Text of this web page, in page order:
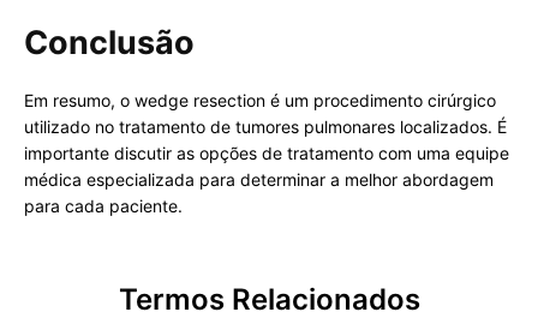
Conclusão
Em resumo, o wedge resection é um procedimento cirúrgico
utilizado no tratamento de tumores pulmonares localizados. É
importante discutir as opções de tratamento com uma equipe
médica especializada para determinar a melhor abordagem
para cada paciente.
Termos Relacionados